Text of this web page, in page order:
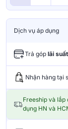
Dịch vụ áp dụng
Trả góp lãi
Nhận hàng tại
Freeship và
dụng HN và